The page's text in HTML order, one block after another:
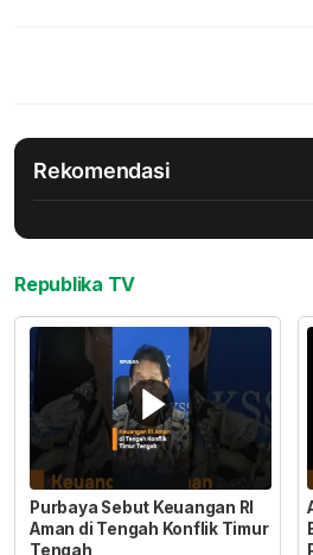
Rekomendasi
Republika TV
Purbaya Sebut Keuangan RI
Aman di Tengah Konflik Timur
Tengah